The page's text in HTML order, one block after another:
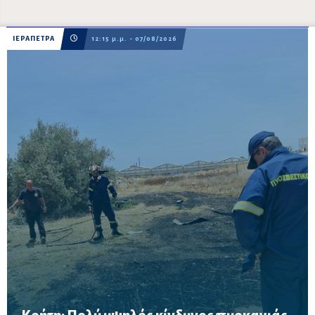
ΙΕΡΑΠΕΤΡΑ 12:15 μ.μ. - 07/08/2026